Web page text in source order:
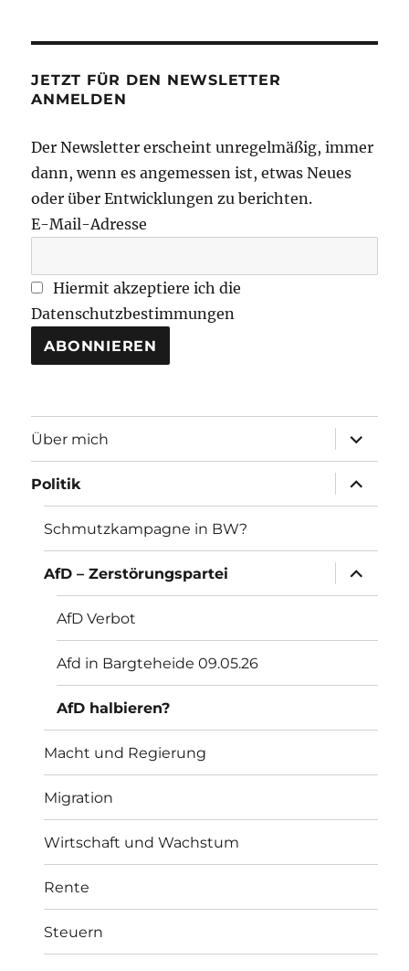
JETZT FÜR DEN NEWSLETTER
ANMELDEN
Der Newsletter erscheint unregelmäßig, immer
dann, wenn es angemessen ist, etwas Neues
oder über Entwicklungen zu berichten.
E-Mail-Adresse
Hiermit akzeptiere ich die
Datenschutzbestimmungen
Über mich
öffnen
Politik
öffnen
Schmutzkampagne in BW?
AfD – Zerstörungspartei
öffnen
AfD Verbot
Afd in Bargteheide 09.05.26
AfD halbieren?
Macht und Regierung
Migration
Wirtschaft und Wachstum
Rente
Steuern